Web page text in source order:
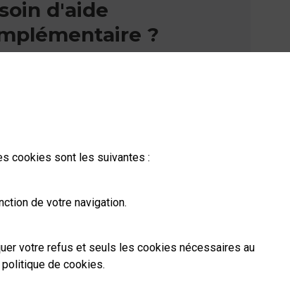
cookies sont les suivantes :
de votre navigation.
votre refus et seuls les cookies nécessaires au
politique de cookies.
d'aide
?
Nous